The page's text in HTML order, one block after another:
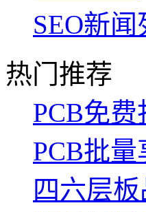
SEO新闻
热门推荐
PCB免费
PCB批量
四六层